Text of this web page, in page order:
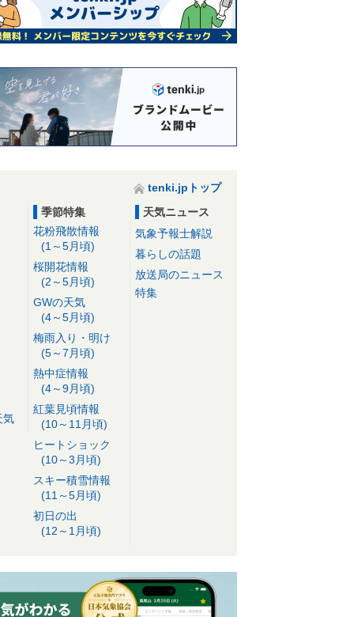
tenki.jpトップ
気
季節特集
花粉飛散情報
(1～5月頃)
桜開花情報
(2～5月頃)
GWの天気
(4～5月頃)
梅雨入り・明け
(5～7月頃)
熱中症情報
(4～9月頃)
紅葉見頃情報
(10～11月頃)
ヒートショック
(10～3月頃)
スキー積雪情報
(11～5月頃)
初日の出
(12～1月頃)
天気ニュース
気象予報士解説
暮らしの話題
放送局のニュース
特集